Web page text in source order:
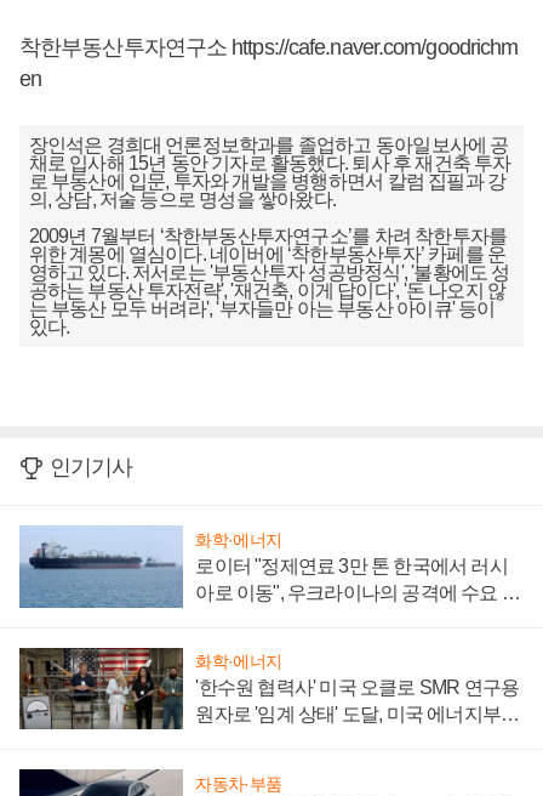
착한부동산투자연구소 https://cafe.naver.com/goodrichm
en
장인석은 경희대 언론정보학과를 졸업하고 동아일보사에 공
채로 입사해 15년 동안 기자로 활동했다. 퇴사 후 재건축 투자
로 부동산에 입문, 투자와 개발을 병행하면서 칼럼 집필과 강
의, 상담, 저술 등으로 명성을 쌓아왔다.
2009년 7월부터 ‘착한부동산투자연구소’를 차려 착한투자를
위한 계몽에 열심이다. 네이버에 ‘착한부동산투자’ 카페를 운
영하고 있다. 저서로는 '부동산투자 성공방정식', '불황에도 성
공하는 부동산 투자전략', '재건축, 이게 답이다', '돈 나오지 않
는 부동산 모두 버려라', '부자들만 아는 부동산 아이큐' 등이
있다.
인기기사
화학·에너지
로이터 "정제연료 3만 톤 한국에서 러시
아로 이동", 우크라이나의 공격에 수요 늘
화학·에너지
'한수원 협력사' 미국 오클로 SMR 연구용
원자로 '임계 상태' 도달, 미국 에너지부
자동차·부품